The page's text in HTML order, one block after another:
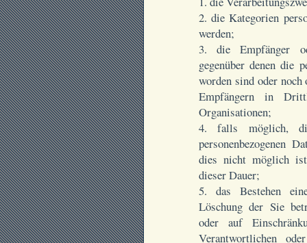
2. die Kategorien
werden;
3. die Empfänger
gegenüber denen die
worden sind oder noch
Empfängern in
Organisationen;
4. falls möglich,
personenbezogenen
dies nicht möglich
dieser Dauer;
5. das Bestehen
Löschung der Sie
oder auf
Verantwortlichen